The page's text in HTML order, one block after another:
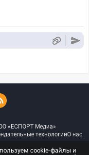
«ЕСПОРТ Медиа»
технологииО нас
cookie-файлы и